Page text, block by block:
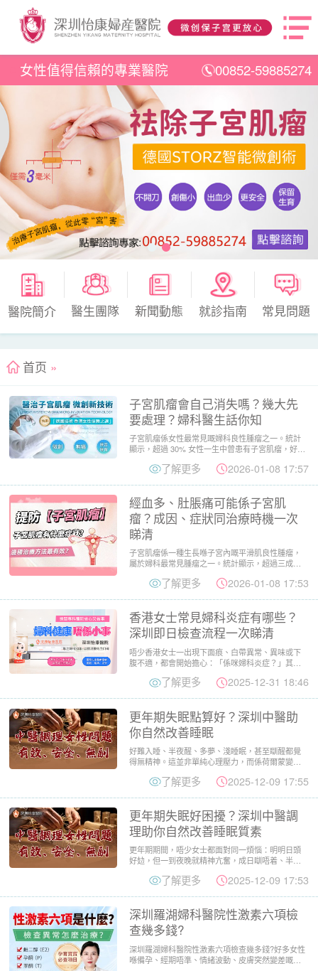
女性值得信賴的專業醫院 00852-59885274
醫院簡介 醫生團隊 新聞動態 就診指南 常見問題
首页 »
子宮肌瘤會自己消失嗎？幾大先
要處理？婦科醫生話你知
子宮肌瘤係女性最常見嘅婦科良性腫瘤之一。統計
顯示，超過 30% 女性一生中曾患有子宮肌瘤，好發
了解更多 2026-01-08 17:57
經血多、肚脹痛可能係子宮肌
瘤？成因、症狀同治療時機一次
睇清
子宮肌瘤係一種生長喺子宮內嘅平滑肌良性腫瘤，
屬於婦科最常見腫瘤之一。統計顯示，超過三成女
了解更多 2026-01-08 17:53
香港女士常見婦科炎症有哪些？
深圳即日檢查流程一次睇清
唔少香港女士一出現下面痕、白帶異常、異味或下
腹不適，都會開始擔心：「係咪婦科炎症？」其
了解更多 2025-12-31 18:46
更年期失眠點算好？深圳中醫助
你自然改善睡眠
好難入睡、半夜醒、多夢、淺睡眠，甚至瞓醒都覺
得無精神。這並非單純心理壓力，而係荷爾蒙變化
了解更多 2025-12-09 17:55
更年期失眠好困擾？深圳中醫調
理助你自然改善睡眠質素
更年期期間，唔少女士都面對同一煩惱：明明日頭
好攰，但一到夜晚就精神亢奮，成日瞓唔着、半夜
了解更多 2025-12-09 17:53
深圳羅湖婦科醫院性激素六項檢
查幾多錢?
深圳羅湖婦科醫院性激素六項檢查幾多錢?好多女性
喺備孕、經期唔準、情緒波動、皮膚突然變差嘅時